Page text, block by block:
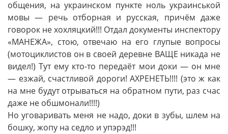
общения, на украинском пункте ноль украинськой
мовы — речь отборная и русская, причём даже
говорок не хохляцкий!!! Отдал документы инспектору
«МАНЕЖА», стою, отвечаю на его глупые вопросы
(мотоциклистов он в своей деревне ВАЩЕ никада не
видел!) Тут ему кто-то передаёт мои доки — он мне
— езжай, счастливой дороги! АХРЕНЕТЬ!!!! (это ж как
на мне будут отрываться на обратном пути, раз счас
даже не обшмонали!!!!)
Но уговаривать меня не надо, доки в зубы, шлем на
бошку, жопу на седло и упэрэд!!!